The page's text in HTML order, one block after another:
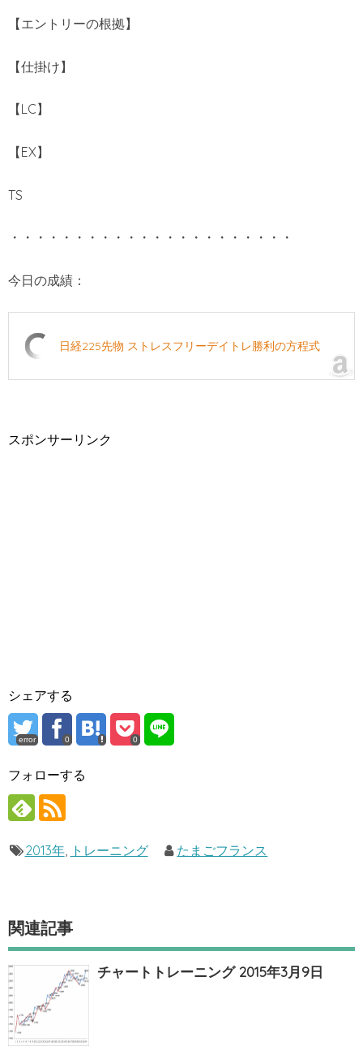
【エントリーの根拠】
【仕掛け】
【LC】
【EX】
TS
・・・・・・・・・・・・・・・・・・・・・・
今日の成績：
日経225先物 ストレスフリーデイトレ勝利の方程式
スポンサーリンク
シェアする
error 0 0
フォローする
2013年, トレーニング たまごフランス
関連記事
チャートトレーニング 2015年3月9日